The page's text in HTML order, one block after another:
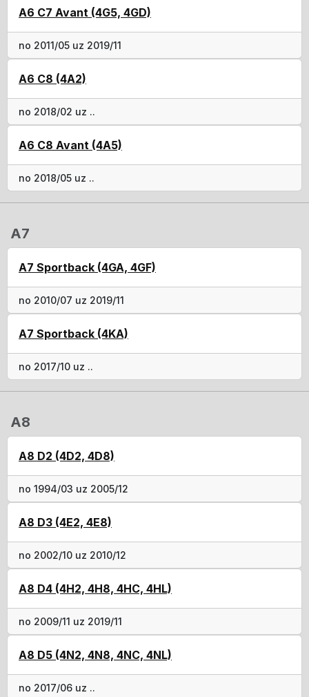
A6 C7 Avant (4G5, 4GD)
no 2011/05 uz 2019/11
A6 C8 (4A2)
no 2018/02 uz ..
A6 C8 Avant (4A5)
no 2018/05 uz ..
A7
A7 Sportback (4GA, 4GF)
no 2010/07 uz 2019/11
A7 Sportback (4KA)
no 2017/10 uz ..
A8
A8 D2 (4D2, 4D8)
no 1994/03 uz 2005/12
A8 D3 (4E2, 4E8)
no 2002/10 uz 2010/12
A8 D4 (4H2, 4H8, 4HC, 4HL)
no 2009/11 uz 2019/11
A8 D5 (4N2, 4N8, 4NC, 4NL)
no 2017/06 uz ..